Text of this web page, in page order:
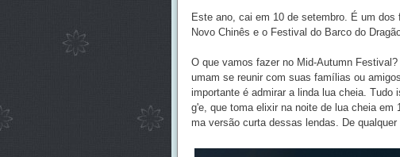
Este ano, cai em 10 de setembro. É um
Novo Chinês e o Festival do Barco do
O que vamos fazer no Mid-Autumn
umam se reunir com suas famílias ou
importante é admirar a linda lua cheia. Tudo
g'e, que toma elixir na noite de lua cheia
ma versão curta dessas lendas. De